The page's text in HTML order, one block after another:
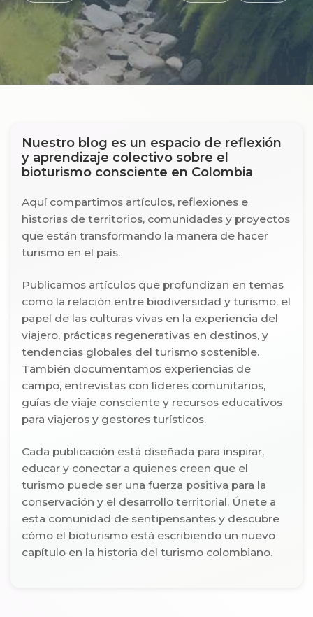
Nuestro blog es un espacio de reflexión
y aprendizaje colectivo sobre el
bioturismo consciente en Colombia
Aquí compartimos artículos, reflexiones e
historias de territorios, comunidades y proyectos
que están transformando la manera de hacer
turismo en el país.
Publicamos artículos que profundizan en temas
como la relación entre biodiversidad y turismo, el
papel de las culturas vivas en la experiencia del
viajero, prácticas regenerativas en destinos, y
tendencias globales del turismo sostenible.
También documentamos experiencias de
campo, entrevistas con líderes comunitarios,
guías de viaje consciente y recursos educativos
para viajeros y gestores turísticos.
Cada publicación está diseñada para inspirar,
educar y conectar a quienes creen que el
turismo puede ser una fuerza positiva para la
conservación y el desarrollo territorial. Únete a
esta comunidad de sentipensantes y descubre
cómo el bioturismo está escribiendo un nuevo
capítulo en la historia del turismo colombiano.